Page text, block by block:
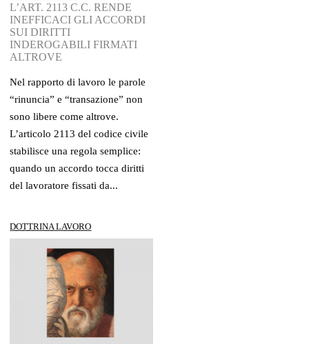
L’ART. 2113 C.C. RENDE
INEFFICACI GLI ACCORDI
SUI DIRITTI
INDEROGABILI FIRMATI
ALTROVE
Nel rapporto di lavoro le parole
“rinuncia” e “transazione” non
sono libere come altrove.
L’articolo 2113 del codice civile
stabilisce una regola semplice:
quando un accordo tocca diritti
del lavoratore fissati da...
DOTTRINA LAVORO